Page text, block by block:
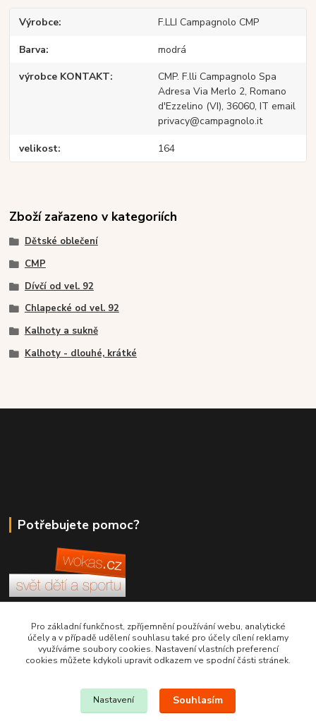
Výrobce F.LLI Campagnolo CMP
Barva modrá
výrobce KONTAKT
CMP. F.lli Campagnolo Spa
Adresa Via Merlo 2, Romano
d'Ezzelino (VI), 36060, IT email
privacy@campagnolo.it
velikost 164
Zboží zařazeno v kategoriích
Dětské oblečení
CMP
Dívčí od vel. 92
Chlapecké od vel. 92
Kalhoty a sukně
Kalhoty - dlouhé, krátké
Potřebujete pomoc?
+420 380 830 198
wokas.online@yahoo.cz
Pro základní funkčnost, zpříjemnění používání webu, analytické
účely a v případě udělení souhlasu také pro účely cílení reklamy
využíváme soubory cookies. Nastavení vlastních preferencí
cookies můžete kdykoli upravit odkazem ve spodní části stránek.
Nastavení Souhlasím